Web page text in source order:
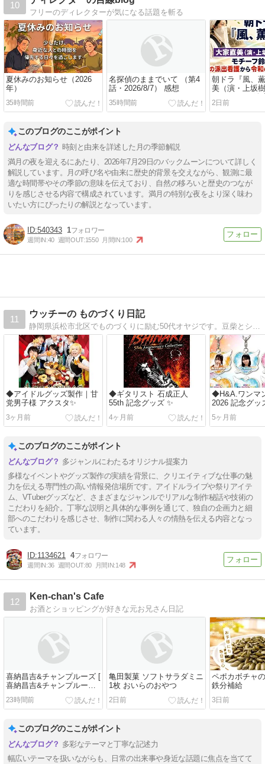
10
フリーのディレクターが気になる話題を斬る
夏休みのお知らせ（2026
年）
35時間前
名探偵のままでいて （第4
話・2026/8/7） 感想
35時間前
朝ドラ『風、
美（演・上坂
──モチーフ鈴
派出看護から
2日前
このブログのここがポイント
時刻と由来を詳述した月の季節解説
満月の夜を迎えるにあたり、2026年7月29日のバックムーンについて詳しく
解説しています。月の呼び名や由来に歴史的背景を交えながら、観測に最
適な時間帯やその季節の意味を伝えており、自然の移ろいと歴史のつなが
りを感じさせる内容で構成されています。満月の特別な夜をより深く味わ
いたい方にぴったりの解説となっています。
540343 1
週間IN:40 週間OUT:1550 月間IN:100
11
ウッチーの ものづくり日記
静岡県浜松市北区でものづくりに励む50代オヤジです。豆柴とシベリアンハスキー飼ってます。
◆アイドルグッズ製作｜甘
党男子様 アクスタ✨
3ヶ月前
◆ギタリスト 石成正人
55th 記念グッズ ✨
4ヶ月前
◆H&A.ワンマ
2026 記念グッ
5ヶ月前
このブログのここがポイント
多ジャンルにわたるオリジナル提案力
多様なイベントやグッズ製作の実績を背景に、クリエイティブな仕事の魅
力を伝える専門性の高い情報発信場所です。アイドルライブや祭りアイテ
ム、VTuberグッズなど、さまざまなジャンルでリアルな制作秘話や技術の
こだわりを紹介。丁寧な説明と具体的な事例を通じて、独自の企画力と細
部へのこだわりを感じさせ、制作に関わる人々の情熱を伝える内容となっ
ています。
1134621 4
週間IN:36 週間OUT:80 月間IN:148
12
Ken-chan's Cafe
お酒とショッピングが好きな元お兄さん日記
喜納昌吉&チャンプルーズ [
喜納昌吉&チャンプルーズ ]
おいらの懐かしいCD
23時間前
亀田製菓 ソフトサラダミニ
1枚 おいらのおやつ
2日前
ペポカボチャ
鉄分補給
3日前
このブログのここがポイント
多彩なテーマと丁寧な記述力
幅広いテーマを扱いながらも、日常の出来事や身近な話題に焦点を当てて